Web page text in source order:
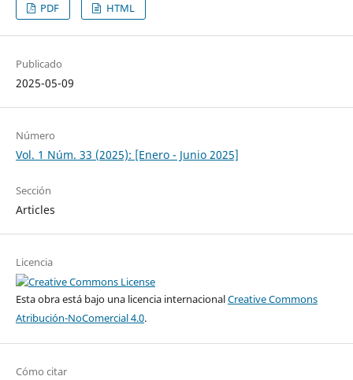
PDF HTML
Publicado
2025-05-09
Número
Vol. 1 Núm. 33 (2025): [Enero - Junio 2025]
Sección
Articles
Licencia
Esta obra está bajo una licencia internacionalCreative Commons
Atribución-NoComercial 4.0.
Cómo citar